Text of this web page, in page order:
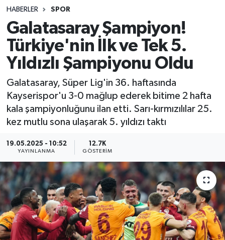
HABERLER SPOR
Galatasaray Şampiyon!
Türkiye'nin İlk ve Tek 5.
Yıldızlı Şampiyonu Oldu
Galatasaray, Süper Lig'in 36. haftasında
Kayserispor'u 3-0 mağlup ederek bitime 2 hafta
kala şampiyonluğunu ilan etti. Sarı-kırmızılılar 25.
kez mutlu sona ulaşarak 5. yıldızı taktı
19.05.2025 - 10:52
YAYINLANMA
12.7K
GÖSTERIM
DÜNYA
EĞİTİM
EKONOMİ
GÖKTÜRK
GÜNDEM
MAGAZİN
ÖZEL HABER
SAĞLIK
Tüm Manşetler
Son Dakika Haberleri
Haber Arşivi